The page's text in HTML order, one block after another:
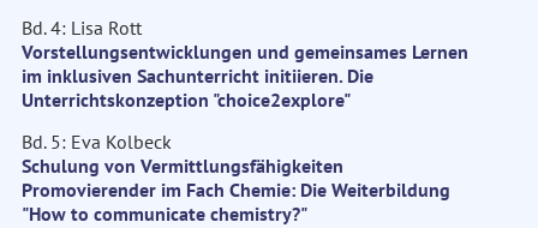
Bd. 4: Lisa Rott
Vorstellungsentwicklungen und gemeinsames Lernen
im inklusiven Sachunterricht initiieren. Die
Unterrichtskonzeption "choice2explore"
Bd. 5: Eva Kolbeck
Schulung von Vermittlungsfähigkeiten
Promovierender im Fach Chemie: Die Weiterbildung
"How to communicate chemistry?"